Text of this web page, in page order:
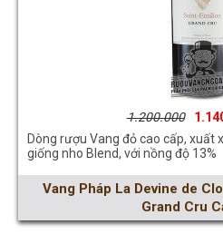
1.200.000
Dòng rượu Vang đỏ cao cấp, xuất
giống nho Blend, với nồng độ 13%
Vang Pháp La Devine de
Grand Cru